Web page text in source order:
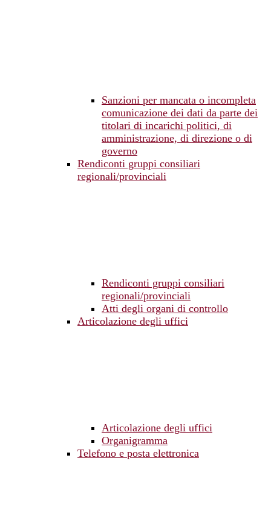
Sanzioni per mancata o incompleta
comunicazione dei dati da parte dei
titolari di incarichi politici, di
amministrazione, di direzione o di
governo
Rendiconti gruppi consiliari
regionali/provinciali
Rendiconti gruppi consiliari
regionali/provinciali
Atti degli organi di controllo
Articolazione degli uffici
Articolazione degli uffici
Organigramma
Telefono e posta elettronica